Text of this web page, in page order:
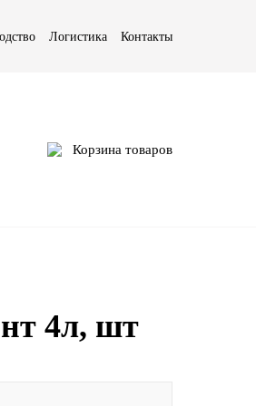
Логистика Контакты
Корзина товаров
4л, шт